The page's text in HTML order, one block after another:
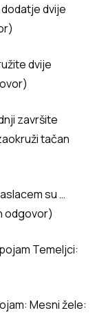
dvije
dvije
završite
tačan
su …
odgovor)
Temeljci:
Mesni žele: